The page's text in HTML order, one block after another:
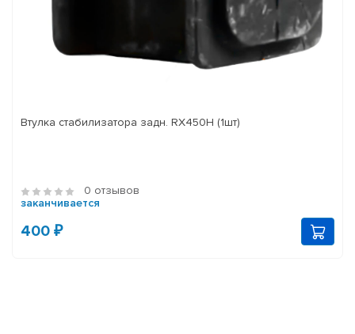
Втулка стабилизатора задн. RX450H (1шт)
0 отзывов
заканчивается
400 ₽